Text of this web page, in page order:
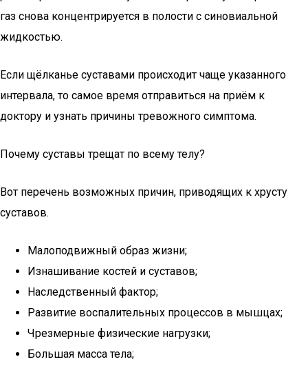
газ снова концентрируется в полости с синовиальной
жидкостью.
Если щёлканье суставами происходит чаще указанного
интервала, то самое время отправиться на приём к
доктору и узнать причины тревожного симптома.
Почему суставы трещат по всему телу?
Вот перечень возможных причин, приводящих к хрусту
суставов.
Малоподвижный образ жизни;
Изнашивание костей и суставов;
Наследственный фактор;
Развитие воспалительных процессов в мышцах;
Чрезмерные физические нагрузки;
Большая масса тела;